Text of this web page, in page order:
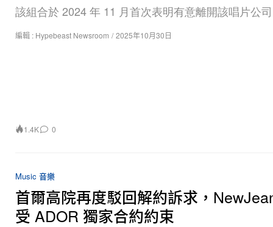
該組合於 2024 年 11 月首次表明有意離開該唱片公
編輯 : Hypebeast Newsroom / 2025年10月30日
1.4K 0
Music 音樂
首爾高院再度駁回解約訴求，
受 ADOR 獨家合約約束